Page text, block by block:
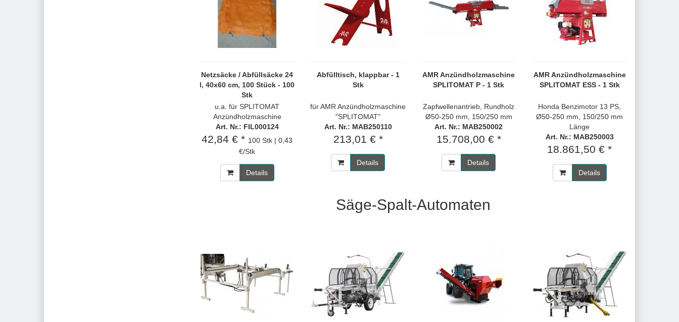
Netzsäcke / Abfüllsäcke 24
l, 40x60 cm, 100 Stück - 100
Stk
u.a. für SPLITOMAT
Anzündholzmaschine
Art. Nr.: FIL000124
42,84 € * 100 Stk | 0,43
€/Stk
Details
Abfülltisch, klappbar - 1
Stk
für AMR Anzündholzmaschine
"SPLITOMAT"
Art. Nr.: MAB250110
213,01 € *
Details
AMR Anzündholzmaschine
SPLITOMAT P - 1 Stk
Zapfwellenantrieb, Rundholz
Ø50-250 mm, 150/250 mm
Art. Nr.: MAB250002
15.708,00 € *
Details
AMR Anzündholzmaschine
SPLITOMAT ESS - 1 Stk
Honda Benzimotor 13 PS,
Ø50-250 mm, 150/250 mm
Länge
Art. Nr.: MAB250003
18.861,50 € *
Details
Säge-Spalt-Automaten